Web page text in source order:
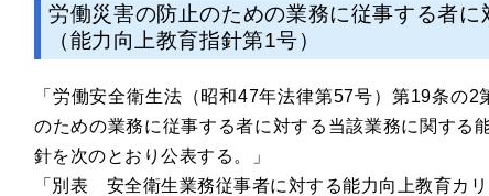
労働災害の防止のための業務に従事する者
（能力向上教育指針第1号）
「労働安全衛生法（昭和47年法律第57号）第19条の
のための業務に従事する者に対する当該業務に関する
針を次のとおり公表する。」
「別表 安全衛生業務従事者に対する能力向上教育カリ